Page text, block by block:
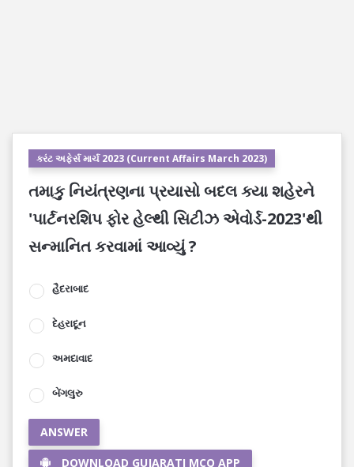
કરંટ અફેર્સ માર્ચ 2023 (Current Affairs March 2023)
તમાકુ નિયંત્રણના પ્રયાસો બદલ ક્યા શહેરને
'પાર્ટનરશિપ ફોર હેલ્થી સિટીઝ એવોર્ડ-2023'થી
સન્માનિત કરવામાં આવ્યું ?
હૈદરાબાદ
દેહરાદૂન
અમદાવાદ
બેંગલુરુ
ANSWER
DOWNLOAD GUJARATI MCQ APP